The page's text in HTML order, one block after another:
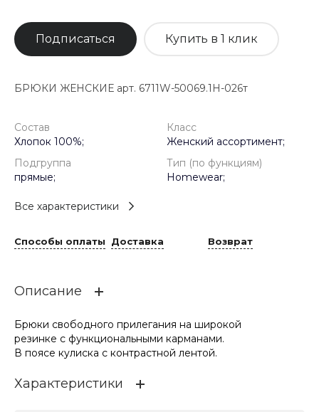
Подписаться Купить в 1 клик
БРЮКИ ЖЕНСКИЕ арт. 6711W-50069.1H-026т
Состав
Хлопок 100%;
Класс
Женский ассортимент;
Подгруппа
прямые;
Тип (по функциям)
Homewear;
Все характеристики
Способы оплаты Доставка Возврат
Описание
Брюки свободного прилегания на широкой
резинке с функциональными карманами.
В поясе кулиска с контрастной лентой.
Характеристики